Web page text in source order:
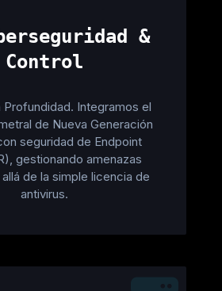
&
Control
Profundidad. Integramos el
de Nueva Generación
seguridad de Endpoint
gestionando amenazas
de la simple licencia de
antivirus.